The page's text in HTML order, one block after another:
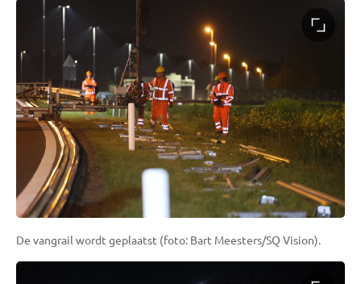
De vangrail wordt geplaatst (foto: Bart Meesters/SQ Vision).